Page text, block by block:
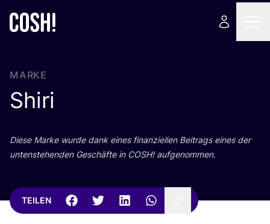
MARKE
Shiri
Die­se Mar­ke wur­de dank eines finan­zi­el­len Bei­trags eines der
unten­ste­hen­den Geschäf­te in COSH! aufgenommen.
TEILEN